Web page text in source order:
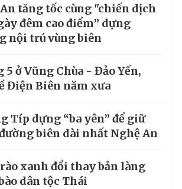
tăng tốc cùng "chiến dịch
đêm cao điểm” dựng
nội trú vùng biên
5 ở Vũng Chùa - Đảo Yến,
Điện Biên năm xưa
Típ dựng “ba yên” để giữ
biên dài nhất Nghệ An
xanh đổi thay bản làng
dân tộc Thái